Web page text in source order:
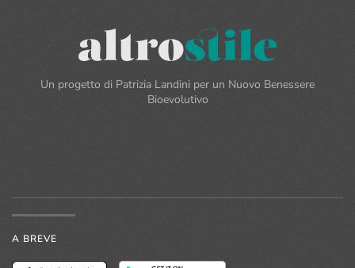
Un progetto di Patrizia Landini per un Nuovo Benessere
Bioevolutivo
A BREVE